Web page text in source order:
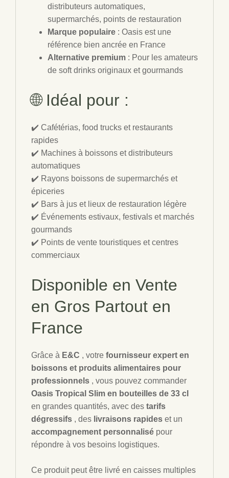
distributeurs automatiques,
supermarchés, points de restauration
Marque populaire : Oasis est une
référence bien ancrée en France
Alternative premium : Pour les amateurs
de soft drinks originaux et gourmands
🌐 Idéal pour :
✔️ Cafétérias, food trucks et restaurants
rapides
✔️ Machines à boissons et distributeurs
automatiques
✔️ Rayons boissons de supermarchés et
épiceries
✔️ Bars à jus et lieux de restauration légère
✔️ Événements estivaux, festivals et marchés
gourmands
✔️ Points de vente touristiques et centres
commerciaux
Disponible en Vente
en Gros Partout en
France
Grâce à E&C , votre fournisseur expert en
boissons et produits alimentaires pour
professionnels , vous pouvez commander
Oasis Tropical Slim en bouteilles de 33 cl
en grandes quantités, avec des tarifs
dégressifs , des livraisons rapides et un
accompagnement personnalisé pour
répondre à vos besoins logistiques.
Ce produit peut être livré en caisses multiples